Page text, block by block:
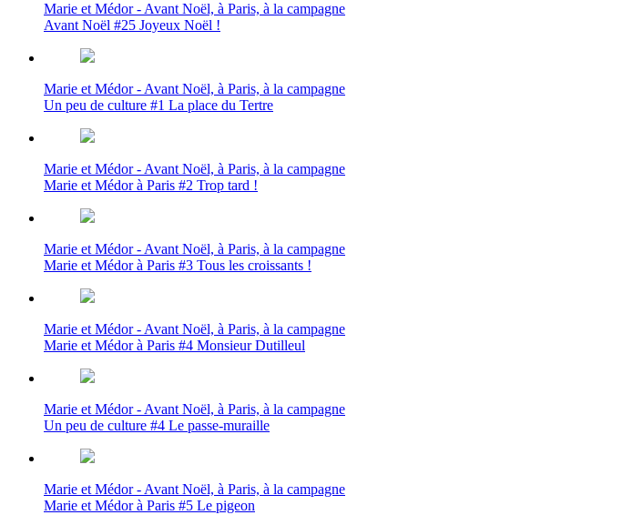
Marie et Médor - Avant Noël, à Paris, à la campagne
Avant Noël #25 Joyeux Noël !
Marie et Médor - Avant Noël, à Paris, à la campagne
Un peu de culture #1 La place du Tertre
Marie et Médor - Avant Noël, à Paris, à la campagne
Marie et Médor à Paris #2 Trop tard !
Marie et Médor - Avant Noël, à Paris, à la campagne
Marie et Médor à Paris #3 Tous les croissants !
Marie et Médor - Avant Noël, à Paris, à la campagne
Marie et Médor à Paris #4 Monsieur Dutilleul
Marie et Médor - Avant Noël, à Paris, à la campagne
Un peu de culture #4 Le passe-muraille
Marie et Médor - Avant Noël, à Paris, à la campagne
Marie et Médor à Paris #5 Le pigeon